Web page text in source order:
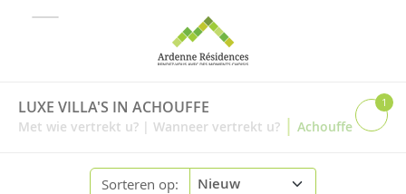
LUXE VILLA'S IN ACHOUFFE
Met wie vertrekt u? | Wanneer vertrekt u? | Achouffe
1
Sorteren op: